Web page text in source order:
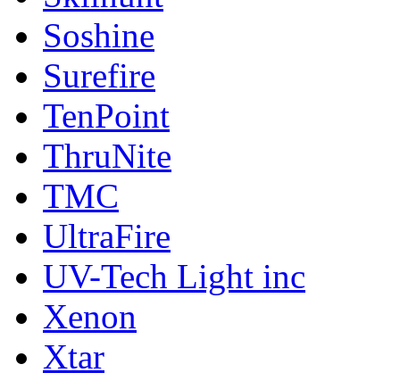
Soshine
Surefire
TenPoint
ThruNite
TMC
UltraFire
UV-Tech Light inc
Xenon
Xtar